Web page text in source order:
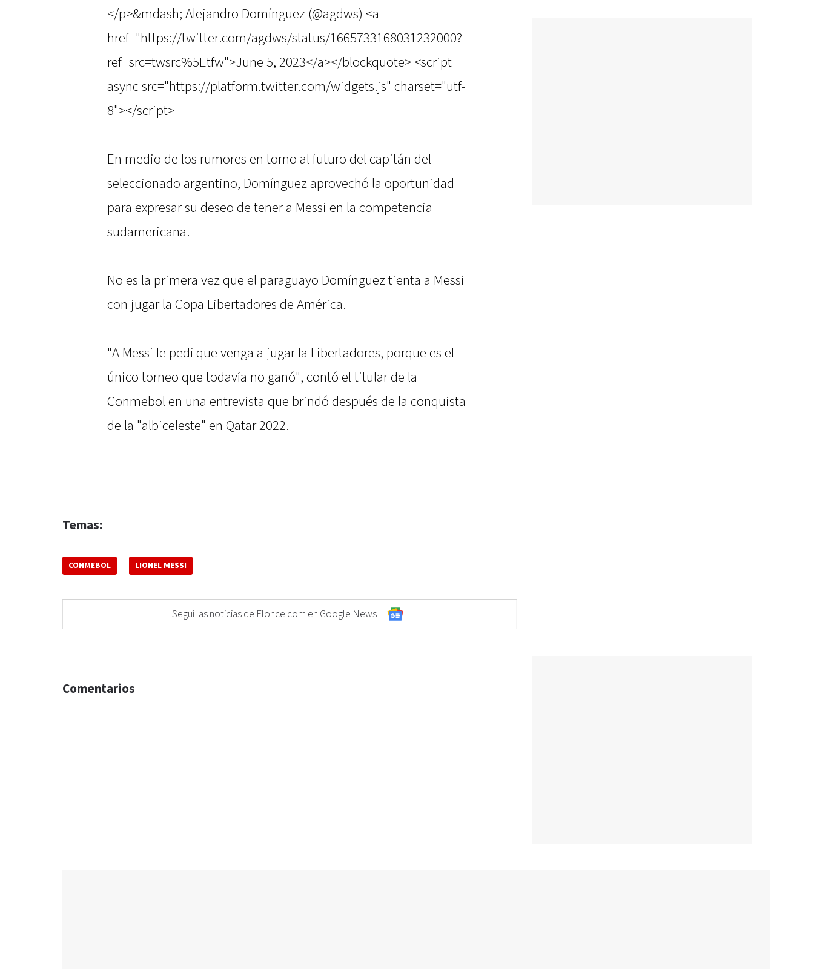
</p>&mdash; Alejandro Domínguez (@agdws) <a
href="https://twitter.com/agdws/status/1665733168031232000?
ref_src=twsrc%5Etfw">June 5, 2023</a></blockquote> <script
async src="https://platform.twitter.com/widgets.js" charset="utf-
8"></script>
En medio de los rumores en torno al futuro del capitán del
seleccionado argentino, Domínguez aprovechó la oportunidad
para expresar su deseo de tener a Messi en la competencia
sudamericana.
No es la primera vez que el paraguayo Domínguez tienta a Messi
con jugar la Copa Libertadores de América.
"A Messi le pedí que venga a jugar la Libertadores, porque es el
único torneo que todavía no ganó", contó el titular de la
Conmebol en una entrevista que brindó después de la conquista
de la "albiceleste" en Qatar 2022.
Temas:
CONMEBOL LIONEL MESSI
Seguí las noticias de Elonce.com en Google News
Comentarios